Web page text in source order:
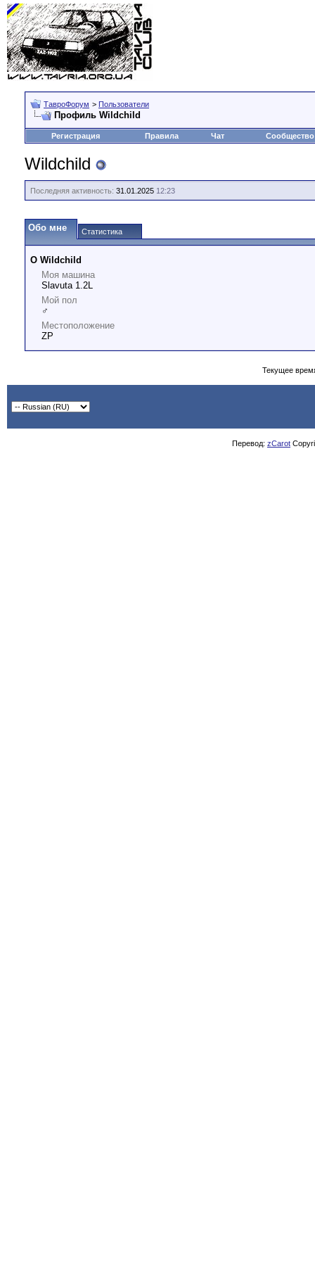
ТавроФорум > Пользователи
Профиль Wildchild
Регистрация Правила Чат Сообщество
Wildchild
Последняя активность: 31.01.2025 12:23
Обо мне Статистика
О Wildchild
Моя машина
Slavuta 1.2L
Мой пол
♂
Местоположение
ZP
Текущее
Перевод: zCarot